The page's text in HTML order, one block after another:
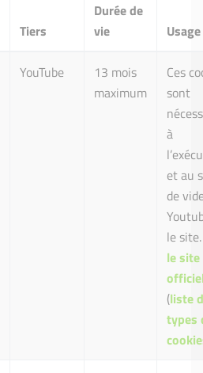
Tiers
Durée de
vie
Usage
YouTube
13 mois
maximum
Ces
sont
à
et au
de
le
le site
(liste
types